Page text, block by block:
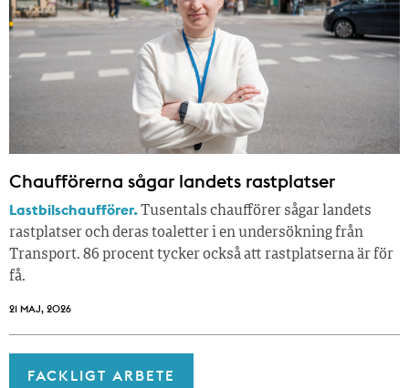
Chaufförerna sågar landets rastplatser
Lastbilschaufförer.Tusentals chaufförer sågar landets
rastplatser och deras toaletter i en undersökning från
Transport. 86 procent tycker också att rastplatserna är för
få.
21 MAJ, 2026
FACKLIGT ARBETE